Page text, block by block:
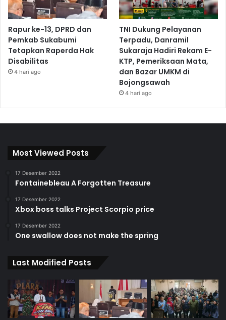
Rapur ke-13, DPRD dan
Pemkab Sukabumi
Tetapkan Raperda Hak
Disabilitas
4 hari ago
TNI Dukung Pelayanan
Terpadu, Danramil
Sukaraja Hadiri Rekam E-
KTP, Pemeriksaan Mata,
dan Bazar UMKM di
Bojongsawah
4 hari ago
Most Viewed Posts
17 Desember 2022
Fontainebleau A Forgotten Treasure
17 Desember 2022
Xbox boss talks Project Scorpio price
17 Desember 2022
One swallow does not make the spring
Last Modified Posts